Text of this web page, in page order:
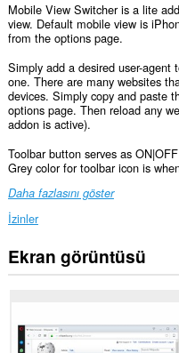
Mobile View Switcher is a lite
view. Default mobile view is
from the options page.
Simply add a desired user-agent
one. There are many websites
devices. Simply copy and paste
options page. Then reload any
addon is active).
Toolbar button serves as
Grey color for toolbar icon is
Daha fazlasını göster
İzinler
Bu
eklenti,
verilerinize
erişebilir.
Ekran görüntüsü